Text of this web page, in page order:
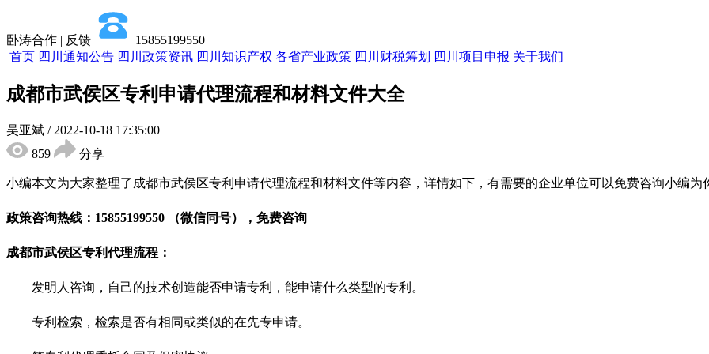
卧涛合作 | 反馈
15855199550
首页 四川通知公告 四川政策资讯 四川知识产权 各省产业政策 四川财税筹划 四川项目申报 关于我们
成都市武侯区专利申请代理流程和材料文件大全
吴亚斌 / 2022-10-18 17:35:00
859
分享
小编本文为大家整理了成都市武侯区专利申请代理流程和材料文件等内容，详情如下，有需要的企业单位可以免费咨询小编为
政策咨询热线： 15855199550 （微信同号），免费咨询
成都市武侯区专利代理流程：
发明人咨询，自己的技术创造能否申请专利，能申请什么类型的专利。
专利检索，检索是否有相同或类似的在先专申请。